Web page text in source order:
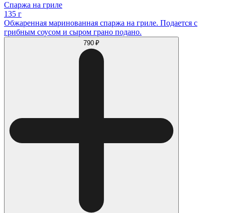
Спаржа на гриле
135 г
Обжаренная маринованная спаржа на гриле. Подается с
грибным соусом и сыром грано подано.
790 ₽